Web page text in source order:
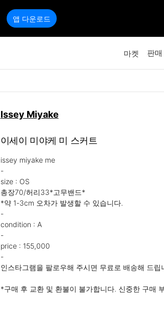
앱 다운로드
마켓 판매
Issey Miyake
이세이 미야케 미 스커트
issey miyake me
-
size : OS
총장70/허리33*고무밴드*
*약 1-3cm 오차가 발생할 수 있습니다.
-
condition : A
-
price : 155,000
-
인스타그램을 팔로우해 주시면 무료로 배송해 드립
*구매 후 교환 및 환불이 불가합니다. 신중한 구매